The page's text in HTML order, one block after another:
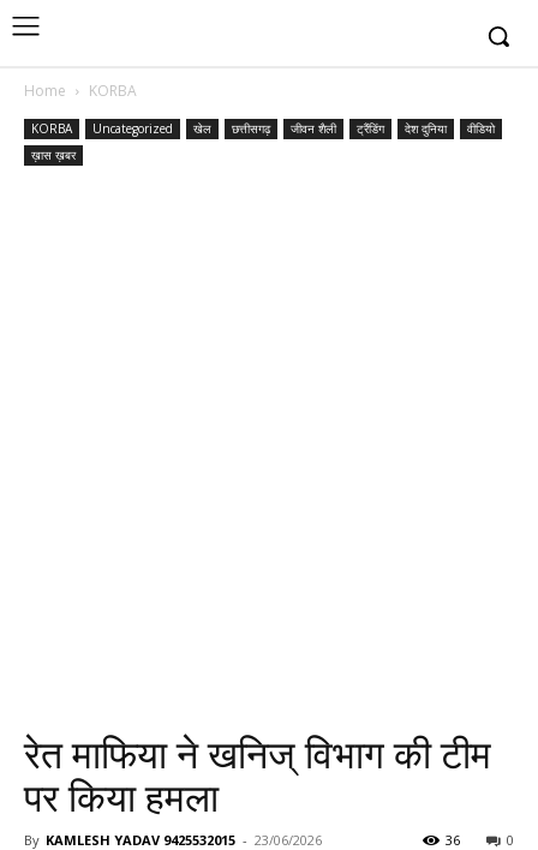
Home KORBA
KORBA Uncategorized खेल छत्तीसगढ़ जीवन शैली ट्रैंडिंग देश दुनिया
वीडियो
ख़ास ख़बर
रेत माफिया ने खनिज् विभाग की टीम
पर किया हमला
By KAMLESH YADAV 9425532015 - 23/06/2026 0
36